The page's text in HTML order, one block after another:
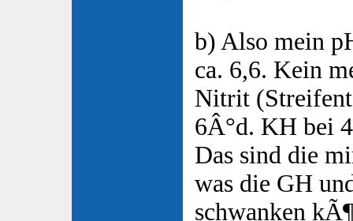
b) Also mein
ca. 6,6. Kein
Nitrit
6Â°d. KH bei
Das sind die
was die GH
schwanken